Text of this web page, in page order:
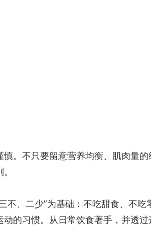
。不只要留意营养均衡、肌肉量
不、二少”为基础：不吃甜食、不
的习惯。从日常饮食著手，并透